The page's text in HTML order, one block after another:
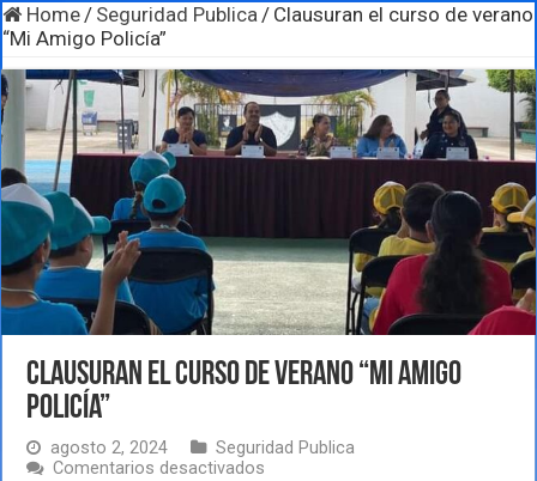
Home / Seguridad Publica / Clausuran el curso de verano
“Mi Amigo Policía”
Clausuran el curso de verano “Mi Amigo
Policía”
agosto 2, 2024
Seguridad Publica
Comentarios desactivados